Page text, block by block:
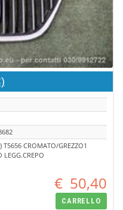
T5656 CROMATO/GREZZO1
LEGG.CREPO
€ 50,40
CARRELLO